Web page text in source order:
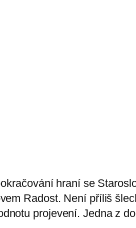
hraní se
Radost. Není příliš
projevení. Jedna z